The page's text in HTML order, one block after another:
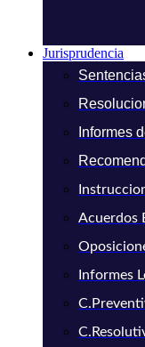
Jurisprudencia
Informes
Acuerdos
Informes